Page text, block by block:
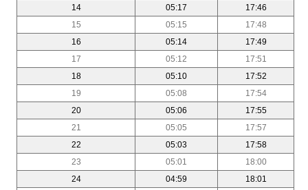
14
05:17
17:46
15
05:15
17:48
16
05:14
17:49
17
05:12
17:51
18
05:10
17:52
19
05:08
17:54
20
05:06
17:55
21
05:05
17:57
22
05:03
17:58
23
05:01
18:00
24
04:59
18:01